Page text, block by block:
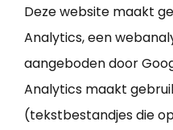
Deze website maakt
Analytics, een
aangeboden door
Analytics maakt
(tekstbestandjes die